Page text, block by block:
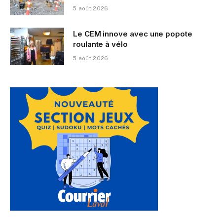
5 août 2026
Le CEM innove avec une popote
roulante à vélo
5 août 2026